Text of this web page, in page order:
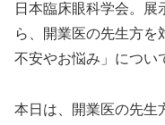
日本臨床眼科学会。
ら、開業医の先生方を
不安やお悩み」につい
本日は、開業医の先生